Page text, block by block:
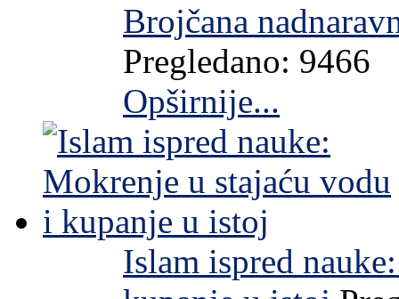
Brojčana
Pregledano: 9466
Opširnije...
Islam ispred